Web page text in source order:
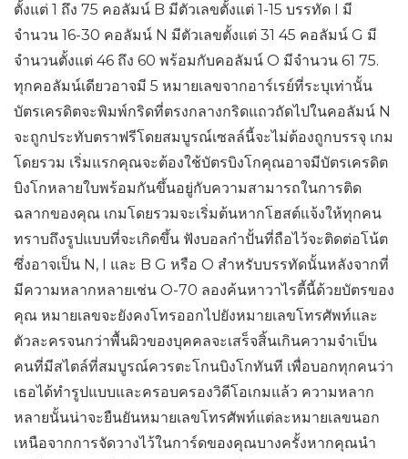
ตั้งแต่ 1 ถึง 75 คอลัมน์ B มีตัวเลขตั้งแต่ 1-15 บรรทัด I มี
จำนวน 16-30 คอลัมน์ N มีตัวเลขตั้งแต่ 31 45 คอลัมน์ G มี
จำนวนตั้งแต่ 46 ถึง 60 พร้อมกับคอลัมน์ O มีจำนวน 61 75.
ทุกคอลัมน์เดียวอาจมี 5 หมายเลขจากอาร์เรย์ที่ระบุเท่านั้น
บัตรเครดิตจะพิมพ์กริดที่ตรงกลางกริดแถวถัดไปในคอลัมน์ N
จะถูกประทับตราฟรีโดยสมบูรณ์เซลล์นี้จะไม่ต้องถูกบรรจุ เกม
โดยรวม เริ่มแรกคุณจะต้องใช้บัตรบิงโกคุณอาจมีบัตรเครดิต
บิงโกหลายใบพร้อมกันขึ้นอยู่กับความสามารถในการติด
ฉลากของคุณ เกมโดยรวมจะเริ่มต้นหากโฮสต์แจ้งให้ทุกคน
ทราบถึงรูปแบบที่จะเกิดขึ้น ฟังบอลกำปั้นที่ถือไว้จะติดต่อโน้ต
ซึ่งอาจเป็น N, I และ B G หรือ O สำหรับบรรทัดนั้นหลังจากที่
มีความหลากหลายเช่น O-70 ลองค้นหาวาไรตี้นี้ด้วยบัตรของ
คุณ หมายเลขจะยังคงโทรออกไปยังหมายเลขโทรศัพท์และ
ตัวละครจนกว่าพื้นผิวของบุคคลจะเสร็จสิ้นเกินความจำเป็น
คนที่มีสไตล์ที่สมบูรณ์ควรตะโกนบิงโกทันที เพื่อบอกทุกคนว่า
เธอได้ทำรูปแบบและครอบครองวิดีโอเกมแล้ว ความหลาก
หลายนั้นน่าจะยืนยันหมายเลขโทรศัพท์แต่ละหมายเลขนอก
เหนือจากการจัดวางไว้ในการ์ดของคุณบางครั้งหากคุณนำ